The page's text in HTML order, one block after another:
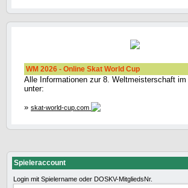
WM 2026 - Online Skat World Cup
Alle Informationen zur 8. Weltmeisterschaft
unter:
» skat-world-cup.com
Spieleraccount
Login mit Spielername oder DOSKV-MitgliedsNr.